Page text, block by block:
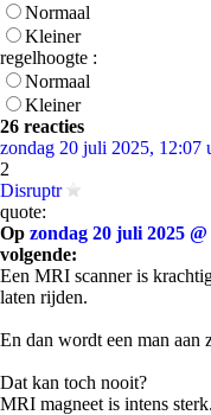
Normaal
Kleiner
regelhoogte :
Normaal
Kleiner
26 reacties
zondag 20 juli 2025, 12:07
2
Disruptr
quote:
Op zondag 20 juli 2025 @
volgende:
Een MRI scanner is
laten rijden.
En dan wordt een man aan
Dat kan toch nooit?
MRI magneet is intens sterk.